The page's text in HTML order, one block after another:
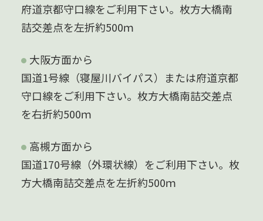
府道京都守口線をご利用下さい。枚方大橋南
詰交差点を左折約500ｍ
大阪方面から
国道1号線（寝屋川バイパス）または府道京都
守口線をご利用下さい。枚方大橋南詰交差点
を右折約500ｍ
高槻方面から
国道170号線（外環状線）をご利用下さい。枚
方大橋南詰交差点を左折約500ｍ